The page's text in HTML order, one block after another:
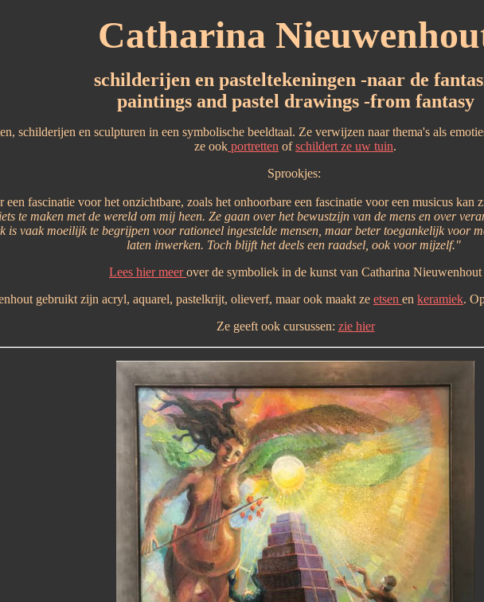
Catharina
schilderijen en pasteltekeningen -naar de
paintings and pastel drawings -from fantasy
schilderijen en sculpturen in een symbolische beeldtaal. Ze verwijzen naar thema's als
ze ook portretten ofschildert ze uw tuin.
Sprookjes:
fascinatie voor het onzichtbare, zoals het onhoorbare een fascinatie voor een musicus kan
te maken met de wereld om mij heen. Ze gaan over het bewustzijn van de mens en over
vaak moeilijk te begrijpen voor rationeel ingestelde mensen, maar beter toegankelijk voor
laten inwerken. Toch blijft het deels een raadsel, ook voor mijzelf."
Lees hier meerover de symboliek in de kunst van Catharina Nieuwenhout
gebruikt zijn acryl, aquarel, pastelkrijt, olieverf, maar ook maakt ze etsen en keramiek.
Ze geeft ook cursussen: zie hier